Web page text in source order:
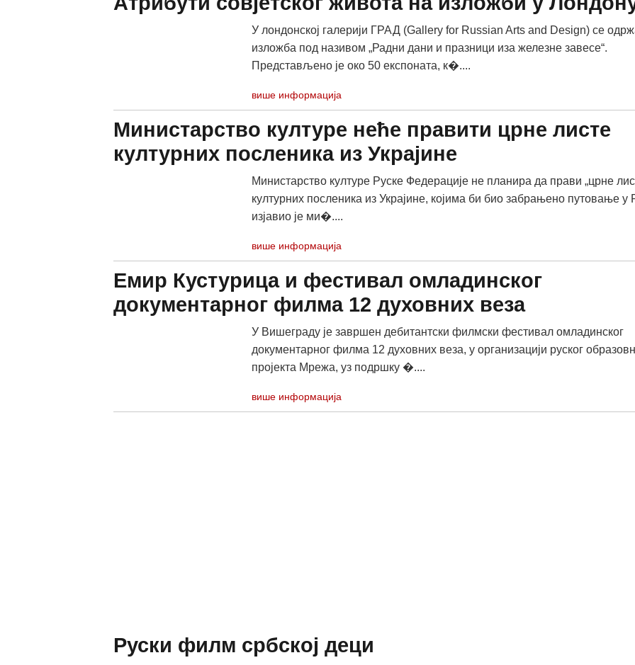
У лондонској галерији ГРАД (Gallery for Russian Arts and Design) се
изложба под називом „Радни дани и празници иза железне завесе“.
Представљено је око 50 експоната, к�....
више информација
Министарство културе неће правити црне листе
културних посленика из Украјине
Министарство културе Руске Федерације не планира да прави „црне
културних посленика из Украјине, којима би био забрањено путовање у
изјавио је ми�....
више информација
Емир Кустурица и фестивал омладинског
документарног филма 12 духовних веза
У Вишеграду je завршен дебитантски филмски фестивал омладинског
документарног филма 12 духовних веза, у организацији руског
пројекта Мрежа, уз подршку �....
више информација
Руски филм србској деци